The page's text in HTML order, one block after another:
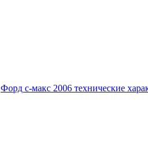
Форд с-макс 2006 технические